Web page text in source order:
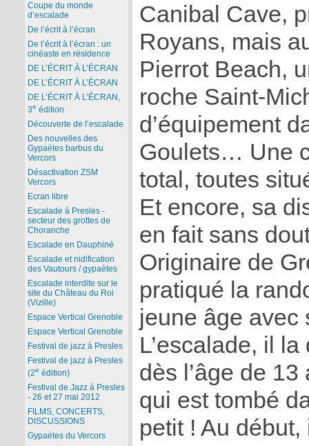
Canibal Cave,
Royans, mais
Pierrot Beach,
roche Saint-
d’équipement
Goulets… Une
total, toutes
Et encore, sa
en fait sans
Originaire de
pratiqué la
jeune âge avec
L’escalade, il
dès l’âge de
qui est tombé
petit ! Au début,
Coupe du monde
d’escalade
De l’écrit à l’écran
De l’écrit à l’écran : un
cinéaste en résidence
DE L’ÉCRIT À L’ÉCRAN
DE L’ÉCRIT À L’ÉCRAN
DE L’ÉCRIT À L’ÉCRAN,
3e édition
Découverte de l’escalade
Des nouvelles des
Gypaètes barbus du
Vercors
Désactivation ZSM
Vercors
Ecran libre
Escalade à Presles -
secteur des grottes de
Choranche
Escalade en Dauphiné
Escalade et nidification
des Vautours / gypaètes
Escalade interdite sur le
site du Château du Roi
(Vizille)
Espace Vertical Grenoble
Espace Vertical Grenoble
Festival de jazz à Presles
Festival de jazz à Presles
(2e édition)
Festival de Jazz à Presles
- 26 et 27 mai 2012
FILMS, CONCERTS,
DISCUSSIONS
Gypaètes du Vercors